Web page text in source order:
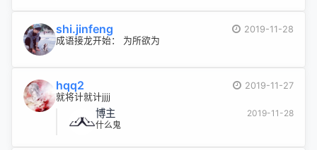
shi.jinfeng
2019-11-28
成语接龙开始： 为所欲为
hqq2
2019-11-27
就将计就计jjjj
博主
2019-11-28
什么鬼